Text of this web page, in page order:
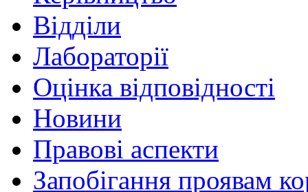
Відділи
Лабораторії
Оцінка відповідності
Новини
Правові аспекти
Запобігання проявам